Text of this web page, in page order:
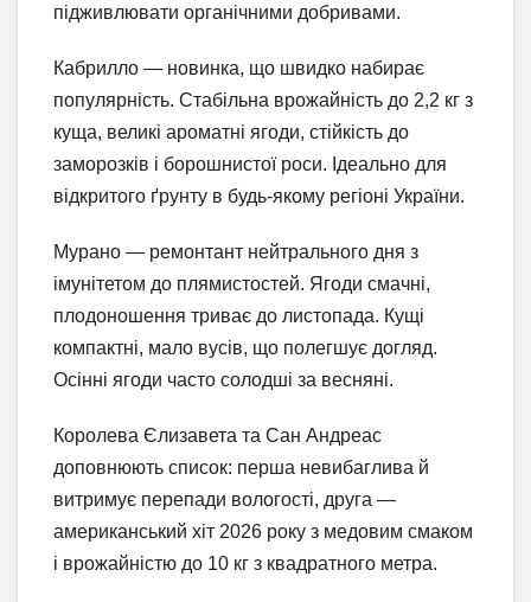
підживлювати органічними добривами.
Кабрилло — новинка, що швидко набирає
популярність. Стабільна врожайність до 2,2 кг з
куща, великі ароматні ягоди, стійкість до
заморозків і борошнистої роси. Ідеально для
відкритого ґрунту в будь-якому регіоні України.
Мурано — ремонтант нейтрального дня з
імунітетом до плямистостей. Ягоди смачні,
плодоношення триває до листопада. Кущі
компактні, мало вусів, що полегшує догляд.
Осінні ягоди часто солодші за весняні.
Королева Єлизавета та Сан Андреас
доповнюють список: перша невибаглива й
витримує перепади вологості, друга —
американський хіт 2026 року з медовим смаком
і врожайністю до 10 кг з квадратного метра.